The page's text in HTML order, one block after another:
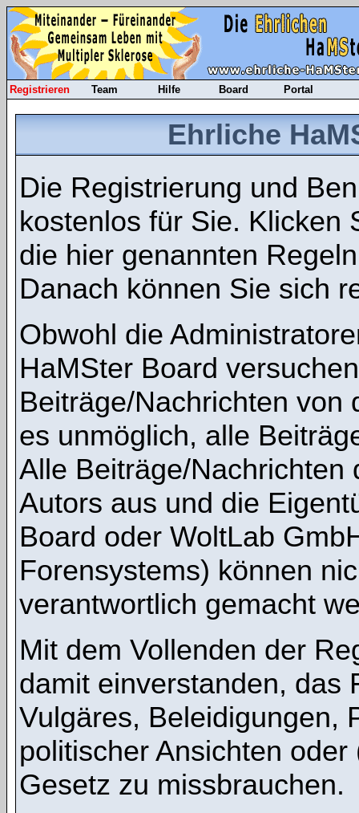
Registrieren Team Hilfe Board Portal
Ehrliche
Die Registrierung und
kostenlos für Sie. Klicken
die hier genannten
Danach können Sie sich
Obwohl die
HaMSter Board
Beiträge/Nachrichten von
es unmöglich, alle
Alle Beiträge/Nachrichten
Autors aus und die
Board oder WoltLab
Forensystems) können
verantwortlich gemacht
Mit dem Vollenden der
damit einverstanden, das
Vulgäres, Beleidigungen,
politischer Ansichten
Gesetz zu missbrauchen.